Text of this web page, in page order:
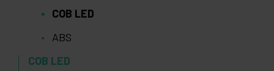
COB LED
ABS
COB LED